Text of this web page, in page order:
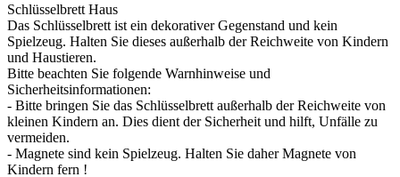
Schlüsselbrett Haus
Das Schlüsselbrett ist ein dekorativer Gegenstand und kein
Spielzeug. Halten Sie dieses außerhalb der Reichweite von Kindern
und Haustieren.
Bitte beachten Sie folgende Warnhinweise und
Sicherheitsinformationen:
- Bitte bringen Sie das Schlüsselbrett außerhalb der Reichweite von
kleinen Kindern an. Dies dient der Sicherheit und hilft, Unfälle zu
vermeiden.
- Magnete sind kein Spielzeug. Halten Sie daher Magnete von
Kindern fern !